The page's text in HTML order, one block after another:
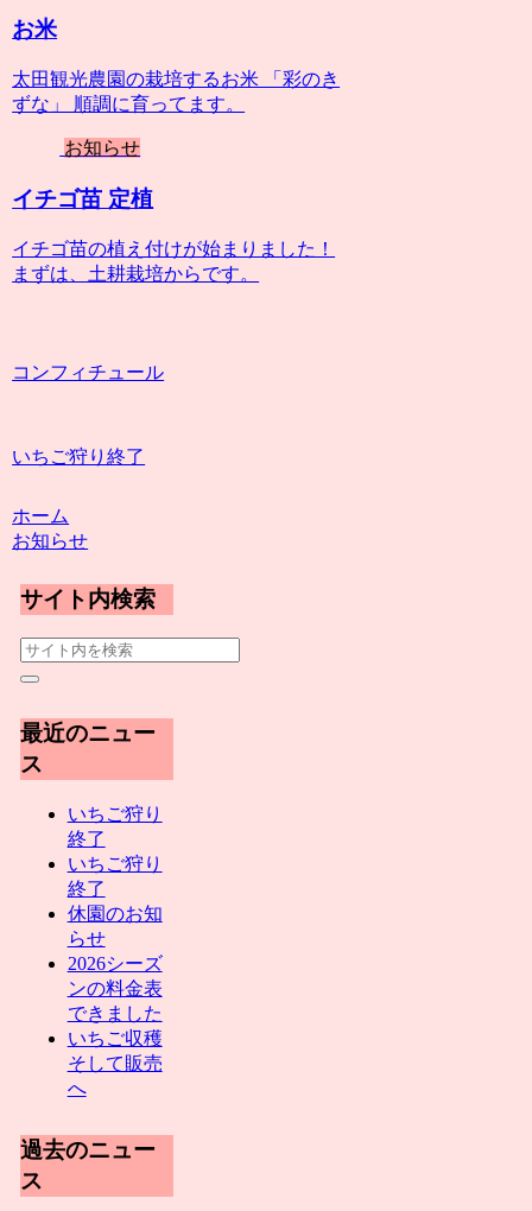
お米
太田観光農園の栽培するお米 「彩のき
ずな」 順調に育ってます。
お知らせ
イチゴ苗 定植
イチゴ苗の植え付けが始まりました！
まずは、土耕栽培からです。
コンフィチュール
いちご狩り終了
ホーム
お知らせ
サイト内検索
最近のニュー
ス
いちご狩り
終了
いちご狩り
終了
休園のお知
らせ
2026シーズ
ンの料金表
できました
いちご収穫
そして販売
へ
過去のニュー
ス